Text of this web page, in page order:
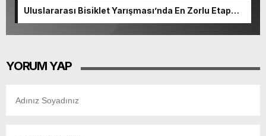
Uluslararası Bisiklet Yarışması’nda En Zorlu Etap
Tamamlandı.
YORUM YAP